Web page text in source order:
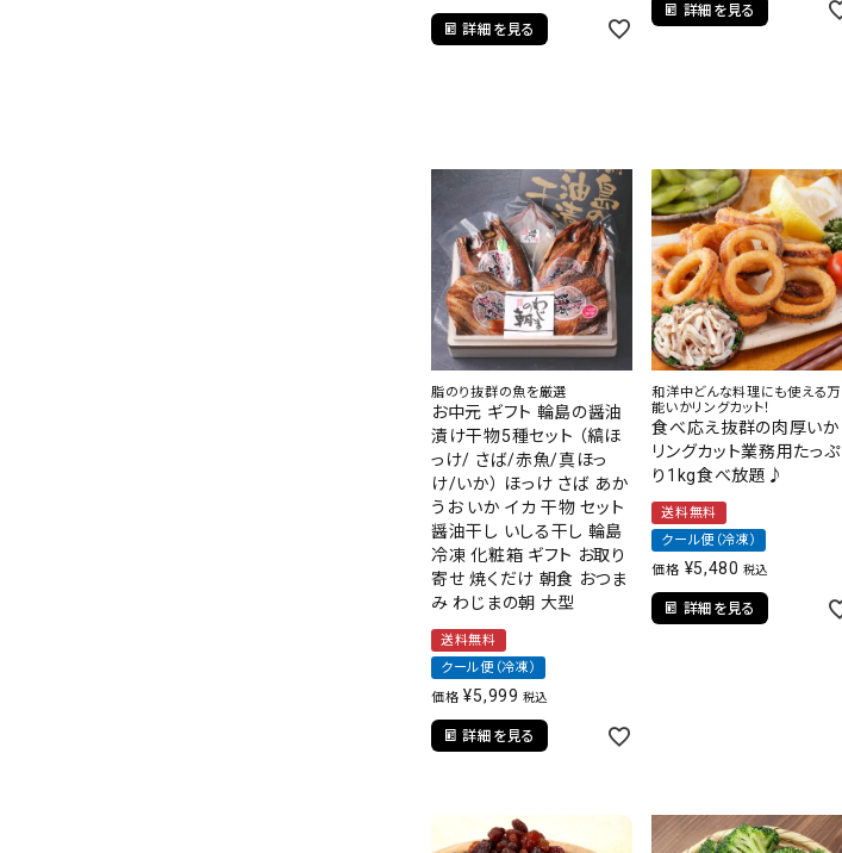
詳細を見る
詳細を見る
脂のり抜群の魚を厳選
お中元 ギフト 輪島の醤油
漬け干物5種セット （縞ほ
っけ/ さば/赤魚/真ほっ
け/いか） ほっけ さば あか
うお いか イカ 干物 セット
醤油干し いしる干し 輪島
冷凍 化粧箱 ギフト お取り
寄せ 焼くだけ 朝食 おつま
み わじまの朝 大型
送料無料
クール便（冷凍）
価格 ¥5,999 税込
詳細を見る
和洋中どんな料理にも使える万
能いかリングカット！
食べ応え抜群の肉厚いか
リングカット業務用たっぷ
り1kg食べ放題♪
送料無料
クール便（冷凍）
価格 ¥5,480 税込
詳細を見る